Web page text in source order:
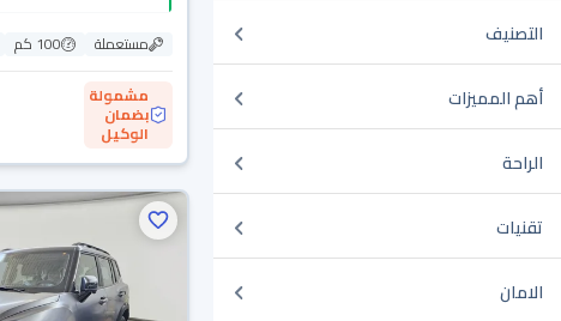
التصنيف
أهم المميزات
الراحة
تقنيات
الامان
مستعملة 100 كم
مشمولة
بضمان
الوكيل